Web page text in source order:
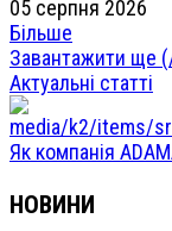
05 серпня 2026
Більше
Завантажити ще (
Актуальні статті
Як компанія
НОВИНИ